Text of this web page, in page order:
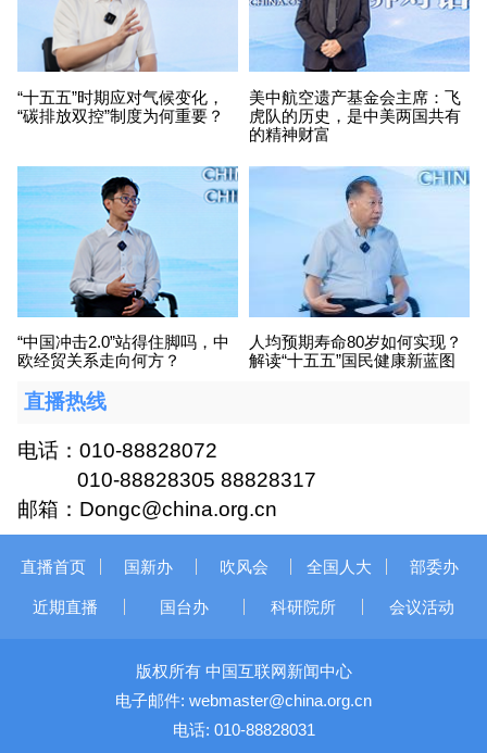
“十五五”时期应对气候变化，
“碳排放双控”制度为何重要？
美中航空遗产基金会主席：飞
虎队的历史，是中美两国共有
的精神财富
“中国冲击2.0”站得住脚吗，中
欧经贸关系走向何方？
人均预期寿命80岁如何实现？​
解读“十五五”国民健康新蓝图
直播热线
电话：010-88828072
010-88828305 88828317
邮箱：Dongc@china.org.cn
直播首页 国新办 吹风会 全国人大 部委办
近期直播 国台办 科研院所 会议活动
版权所有 中国互联网新闻中心
电子邮件: webmaster@china.org.cn
电话: 010-88828031